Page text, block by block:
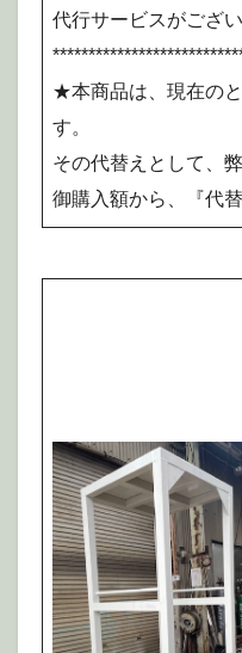
代行サービスがござ
★本商品は、現在の
す。
その代替えとして、
御購入額から、『代